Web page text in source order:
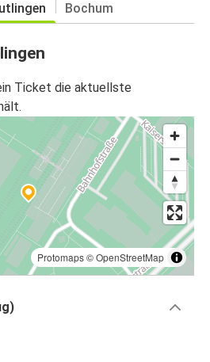
Bochum
Ticket die aktuellste
Protomaps©OpenStreetMap